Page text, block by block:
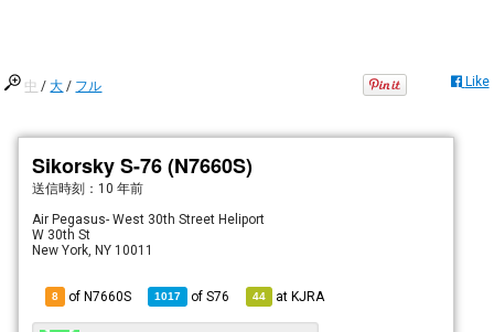
中 /大 / フル Like
Sikorsky S-76 (N7660S)
送信時刻： 10 年前
Air Pegasus- West 30th Street Heliport
W 30th St
New York, NY 10011
8 of N7660S 1017 ofS76 44 atKJRA